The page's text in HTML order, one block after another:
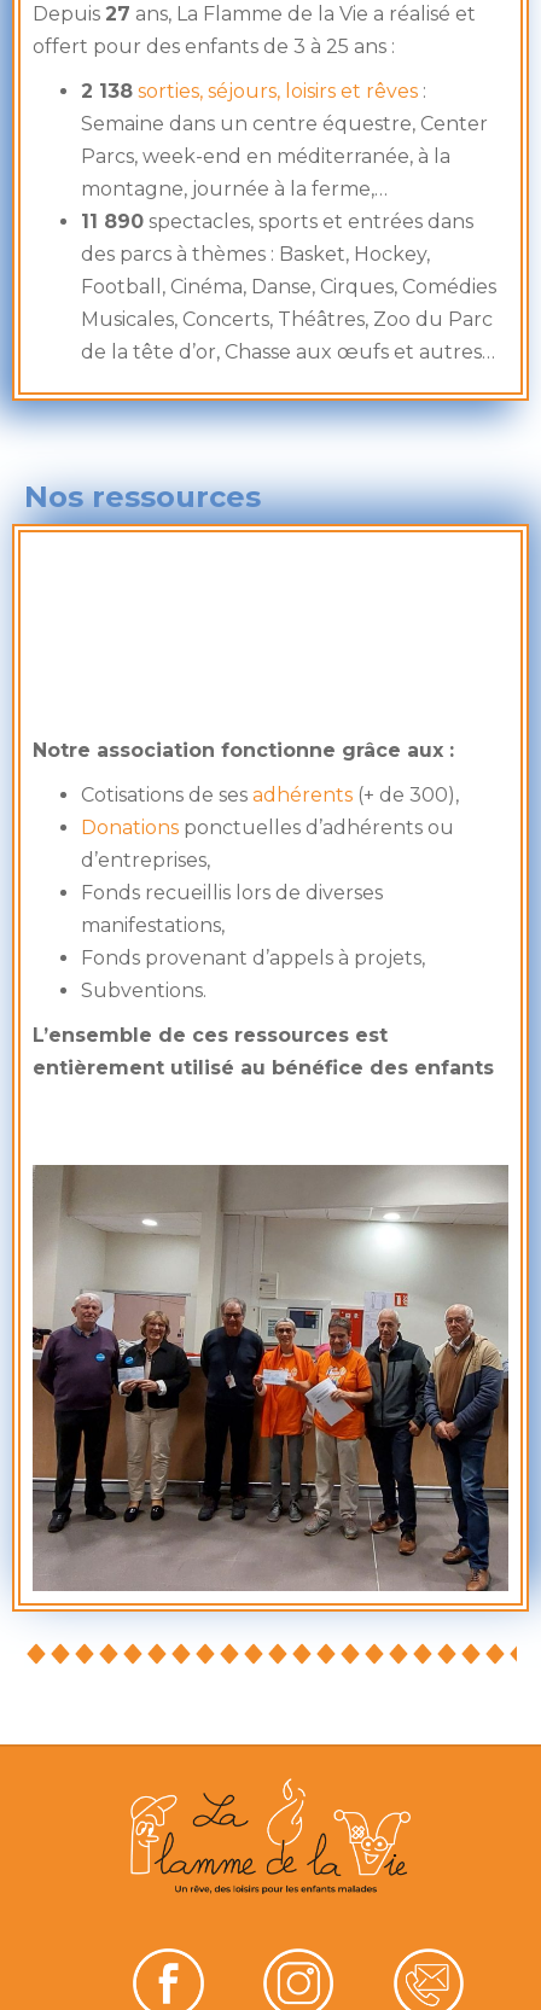
Depuis 27 ans, La Flamme de la Vie a réalisé et
offert pour des enfants de 3 à 25 ans :
2 138 sorties, séjours, loisirs et rêves :
Semaine dans un centre équestre, Center
Parcs, week-end en méditerranée, à la
montagne, journée à la ferme,…
11 890 spectacles, sports et entrées dans
des parcs à thèmes : Basket, Hockey,
Football, Cinéma, Danse, Cirques, Comédies
Musicales, Concerts, Théâtres, Zoo du Parc
de la tête d’or, Chasse aux œufs et autres…
Nos ressources
Notre association fonctionne grâce aux :
Cotisations de ses adhérents (+ de 300),
Donations ponctuelles d’adhérents ou
d’entreprises,
Fonds recueillis lors de diverses
manifestations,
Fonds provenant d’appels à projets,
Subventions.
L’ensemble de ces ressources est
entièrement utilisé au bénéfice des enfants